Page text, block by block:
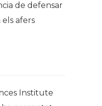
de defensar
els afers
Institute